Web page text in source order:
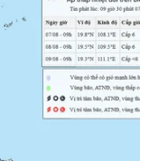
#Hành khách